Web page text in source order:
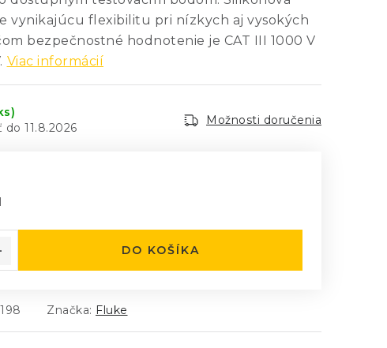
vynikajúcu flexibilitu pri nízkych aj vysokých
bezpečnostné hodnotenie je CAT III 1000 V
Viac informácií
11.8.2026
Možnosti doručenia
DO KOŠÍKA
Značka: Fluke